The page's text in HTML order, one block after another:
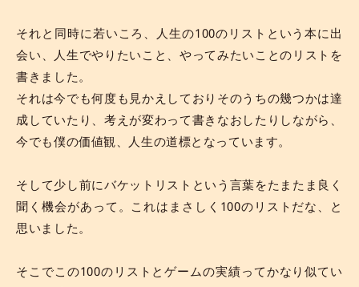
それと同時に若いころ、人生の100のリストという本に出
会い、人生でやりたいこと、やってみたいことのリストを
書きました。
それは今でも何度も見かえしておりそのうちの幾つかは達
成していたり、考えが変わって書きなおしたりしながら、
今でも僕の価値観、人生の道標となっています。
そして少し前にバケットリストという言葉をたまたま良く
聞く機会があって。これはまさしく100のリストだな、と
思いました。
そこでこの100のリストとゲームの実績ってかなり似てい